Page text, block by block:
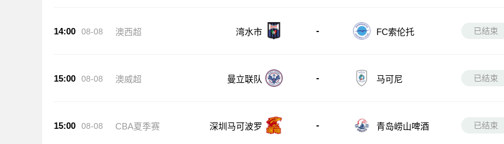
14:00 08-08 澳西超 湾水市 - FC索伦托 已结束
15:00 08-08 澳威超 曼立联队 - 马可尼 已结束
15:00 08-08 CBA夏季赛 深圳马可波罗 - 青岛崂山啤酒 已结束